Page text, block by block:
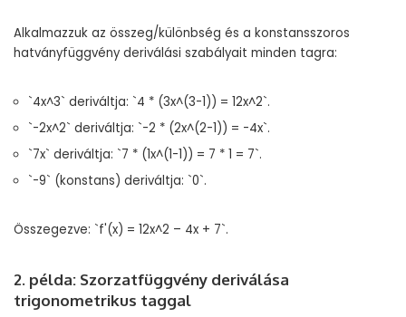
Alkalmazzuk az összeg/különbség és a konstansszoros
hatványfüggvény deriválási szabályait minden tagra:
`4x^3` deriváltja: `4 * (3x^(3-1)) = 12x^2`.
`-2x^2` deriváltja: `-2 * (2x^(2-1)) = -4x`.
`7x` deriváltja: `7 * (1x^(1-1)) = 7 * 1 = 7`.
`-9` (konstans) deriváltja: `0`.
Összegezve: `f'(x) = 12x^2 – 4x + 7`.
2. példa: Szorzatfüggvény deriválása
trigonometrikus taggal